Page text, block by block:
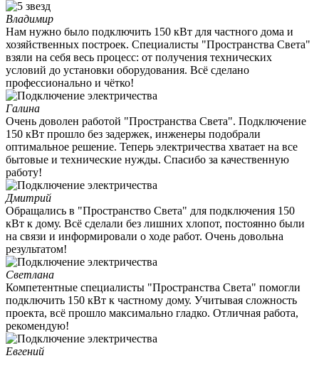
Владимир
Нам нужно было подключить 150 кВт для частного дома и
хозяйственных построек. Специалисты "Пространства Света"
взяли на себя весь процесс: от получения технических
условий до установки оборудования. Всё сделано
профессионально и чётко!
Галина
Очень доволен работой "Пространства Света". Подключение
150 кВт прошло без задержек, инженеры подобрали
оптимальное решение. Теперь электричества хватает на все
бытовые и технические нужды. Спасибо за качественную
работу!
Дмитрий
Обращались в "Пространство Света" для подключения 150
кВт к дому. Всё сделали без лишних хлопот, постоянно были
на связи и информировали о ходе работ. Очень довольна
результатом!
Светлана
Компетентные специалисты "Пространства Света" помогли
подключить 150 кВт к частному дому. Учитывая сложность
проекта, всё прошло максимально гладко. Отличная работа,
рекомендую!
Евгений